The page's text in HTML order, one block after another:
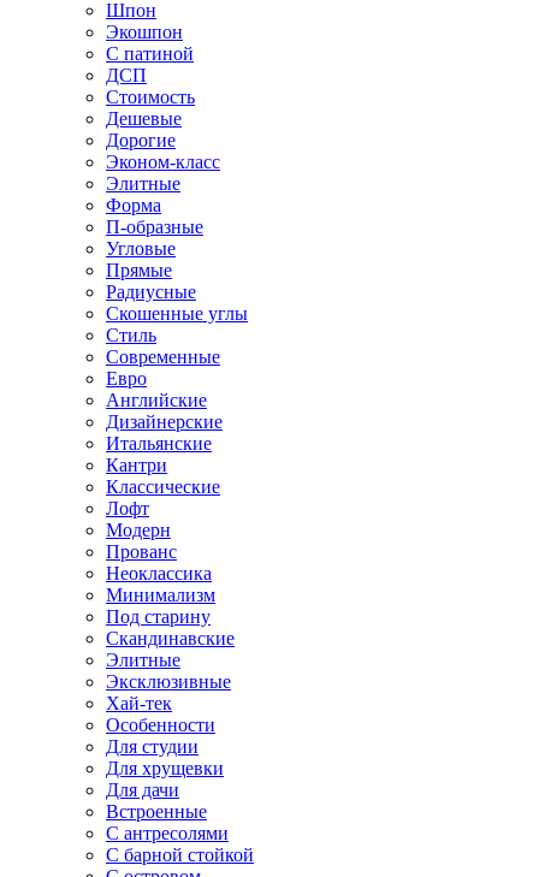
Шпон
Экошпон
С патиной
ДСП
Стоимость
Дешевые
Дорогие
Эконом-класс
Элитные
Форма
П-образные
Угловые
Прямые
Радиусные
Скошенные углы
Стиль
Современные
Евро
Английские
Дизайнерские
Итальянские
Кантри
Классические
Лофт
Модерн
Прованс
Неоклассика
Минимализм
Под старину
Скандинавские
Элитные
Эксклюзивные
Хай-тек
Особенности
Для студии
Для хрущевки
Для дачи
Встроенные
С антресолями
С барной стойкой